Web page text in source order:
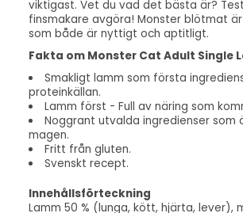
viktigast. Vet du vad det bästa är?
finsmakare avgöra! Monster blötmat
som både är nyttigt och aptitligt.
Fakta om Monster Cat Adult Single
Smakligt lamm som första
proteinkällan.
Lamm först - Full av näring som
Noggrant utvalda ingredienser som
magen.
Fritt från gluten.
Svenskt recept.
Innehållsförteckning
Lamm 50 % (lunga, kött, hjärta, lever),